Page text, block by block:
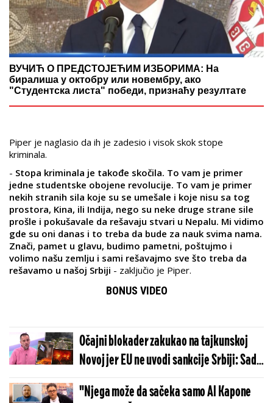
ВУЧИЋ О ПРЕДСТОЈЕЋИМ ИЗБОРИМА: На
биралиша у октобру или новембру, ако
"Студентска листа" победи, признаћу резултате
Piper je naglasio da ih je zadesio i visok skok stope
kriminala.
- Stopa kriminala je takođe skočila. To vam je primer
jedne studentske obojene revolucije. To vam je primer
nekih stranih sila koje su se umešale i koje nisu sa tog
prostora, Kina, ili Indija, nego su neke druge strane sile
prošle i pokušavale da rešavaju stvari u Nepalu. Mi vidimo
gde su oni danas i to treba da bude za nauk svima nama.
Znači, pamet u glavu, budimo pametni, poštujmo i
volimo našu zemlju i sami rešavajmo sve što treba da
rešavamo u našoj Srbiji - zaključio je Piper.
BONUS VIDEO
Očajni blokader zakukao na tajkunskoj
Novoj jer EU ne uvodi sankcije Srbiji: Sad
traži krv i scene s Nepala (VIDEO)
"Njega može da sačeka samo Al Kapone